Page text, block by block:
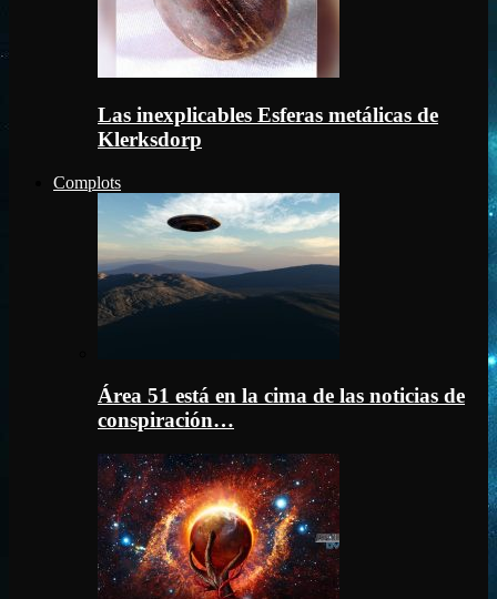
Las inexplicables Esferas metálicas de
Klerksdorp
Complots
Área 51 está en la cima de las noticias de
conspiración…